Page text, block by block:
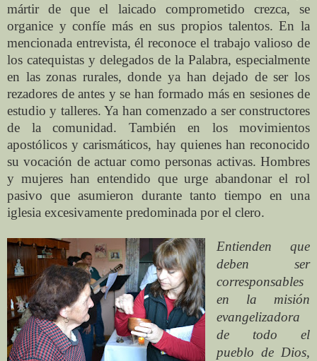
mártir de que el laicado comprometido crezca, se
organice y confíe más en sus propios talentos. En la
mencionada entrevista, él reconoce el trabajo valioso de
los catequistas y delegados de la Palabra, especialmente
en las zonas rurales, donde ya han dejado de ser los
rezadores de antes y se han formado más en sesiones de
estudio y talleres. Ya han comenzado a ser constructores
de la comunidad. También en los movimientos
apostólicos y carismáticos, hay quienes han reconocido
su vocación de actuar como personas activas. Hombres
y mujeres han entendido que urge abandonar el rol
pasivo que asumieron durante tanto tiempo en una
iglesia excesivamente predominada por el clero.
Entienden que
deben ser
corresponsables
en la misión
evangelizadora
de todo el
pueblo de Dios,